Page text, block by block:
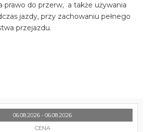
prawo do przerw, a także używania
jazdy, przy zachowaniu pełnego
przejazdu.
06.08.2026 - 06.08.2026
CENA